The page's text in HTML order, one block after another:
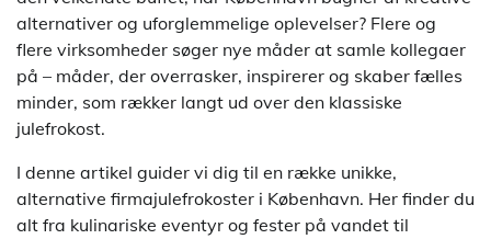
alternativer og uforglemmelige oplevelser? Flere og
flere virksomheder søger nye måder at samle kollegaer
på – måder, der overrasker, inspirerer og skaber fælles
minder, som rækker langt ud over den klassiske
julefrokost.
I denne artikel guider vi dig til en række unikke,
alternative firmajulefrokoster i København. Her finder du
alt fra kulinariske eventyr og fester på vandet til